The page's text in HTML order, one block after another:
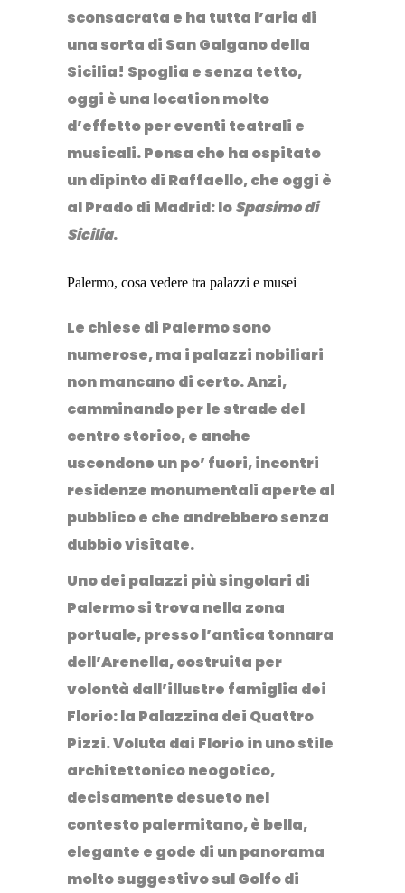
sconsacrata e ha tutta l’aria di
una sorta di San Galgano della
Sicilia! Spoglia e senza tetto,
oggi è una location molto
d’effetto pereventi teatrali e
musicali. Pensa che ha ospitato
un dipinto di Raffaello, che oggi è
al Prado di Madrid: loSpasimo di
Sicilia.
Palermo, cosa vedere tra palazzi e musei
Le chiese di Palermo sono
numerose, ma i palazzi nobiliari
non mancano di certo. Anzi,
camminando per le strade del
centro storico, e anche
uscendone un po’ fuori, incontri
residenze monumentali aperte al
pubblico e che andrebbero senza
dubbio visitate.
Uno dei palazzi più singolari di
Palermo si trova nella zona
portuale, presso l’antica tonnara
dell’Arenella, costruita per
volontà dall’illustre famiglia dei
Florio: la Palazzina dei Quattro
Pizzi. Voluta dai Florio in uno stile
architettoniconeogotico,
decisamente desueto nel
contesto palermitano, è bella,
elegante e gode di un panorama
molto suggestivo sul Golfo di